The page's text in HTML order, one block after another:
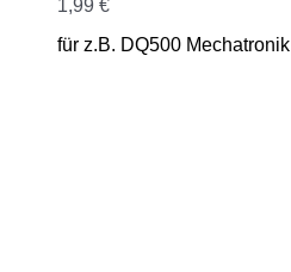
1,99 €
für z.B. DQ500 Mechatronik